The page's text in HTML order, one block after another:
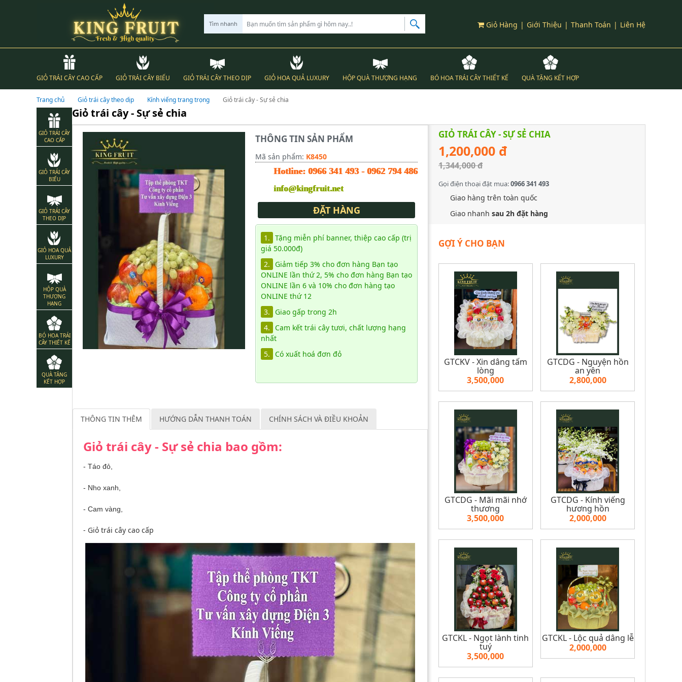
Giỏ Hàng | Giới Thiệu | Thanh Toán | Liên Hệ
Tìm nhanh
GIỎ TRÁI CÂY CAO CẤP GIỎ TRÁI CÂY BIẾU GIỎ TRÁI CÂY THEO DỊP GIỎ HOA QUẢ LUXURY HỘP QUÀ THƯỢNG HẠNG BÓ HOA TRÁI CÂY THIẾT KẾ QUÀ TẶNG KẾT HỢP
Trang chủ Giỏ trái cây theo dịp Kính viếng trang trọng Giỏ trái cây - Sự sẻ chia
GIỎ TRÁI CÂY
CAO CẤP
GIỎ TRÁI CÂY
BIẾU
GIỎ TRÁI CÂY
THEO DỊP
GIỎ HOA QUẢ
LUXURY
HỘP QUÀ
THƯỢNG
HẠNG
BÓ HOA TRÁI
CÂY THIẾT KẾ
QUÀ TẶNG
KẾT HỢP
Giỏ trái cây - Sự sẻ chia
THÔNG TIN SẢN PHẨM
Mã sản phẩm: K8450
Hotline: 0966 341 493 - 0962 794 486
info@kingfruit.net
ĐẶT HÀNG
1. Tặng miễn phí banner, thiệp cao cấp (trị
giá 50.000đ)
2.
Giảm tiếp 3% cho đơn hàng Bạn tạo
ONLINE lần thứ 2, 5% cho đơn hàng Bạn tạo
ONLINE lần 6 và 10% cho đơn hàng tạo
ONLINE thứ 12
3.
Giao gấp trong 2h
4.
Cam kết trái cây tươi, chất lượng hạng
nhất
5.
Có xuất hoá đơn đỏ
THÔNG TIN THÊM HƯỚNG DẪN THANH TOÁN CHÍNH SÁCH VÀ ĐIỀU KHOẢN
Giỏ trái cây - Sự sẻ chia bao gồm:
- Táo đỏ,
- Nho xanh,
- Cam vàng,
- Giỏ trái cây cao cấp
GIỎ TRÁI CÂY - SỰ SẺ CHIA
1,200,000 đ
1,344,000 đ
Gọi điện thoại đặt mua:0966 341 493
Giao hàng trên toàn quốc
Giao nhanh sau 2h đặt hàng
GỢI Ý CHO BẠN
GTCKV - Xin dâng tấm
lòng
3,500,000
GTCDG - Nguyện hồn
an yên
2,800,000
GTCDG - Mãi mãi nhớ
thương
3,500,000
GTCDG - Kính viếng
hương hồn
2,000,000
GTCKL - Ngọt lành tinh
tuý
3,500,000
GTCKL - Lộc quả dâng lễ
2,000,000